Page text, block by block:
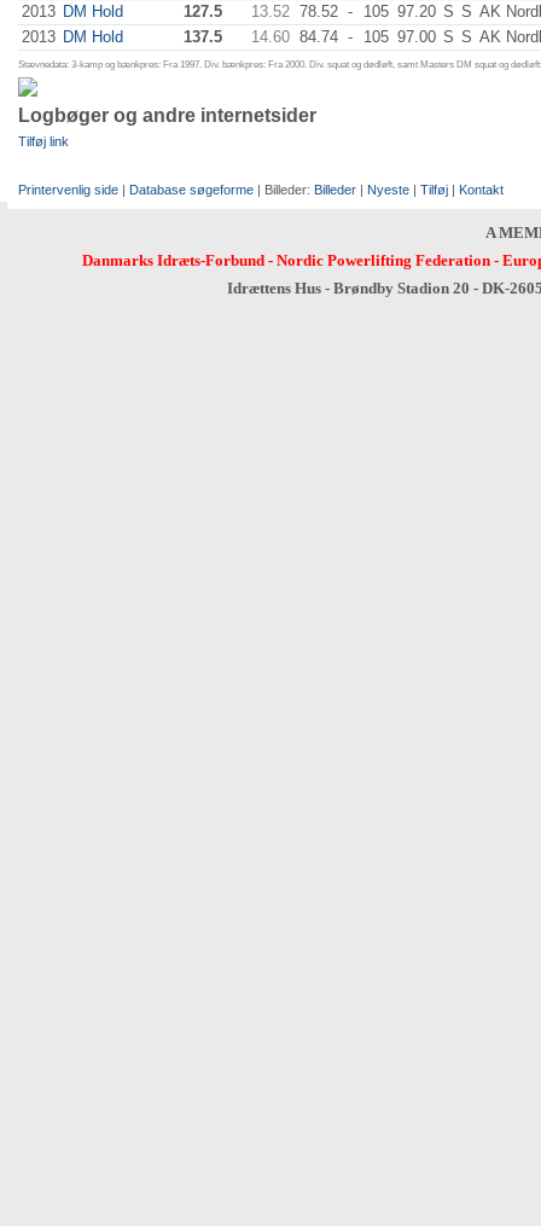
2013 DM Hold 127.5 13.52 78.52 - 105 97.20 S S AK
2013 DM Hold 137.5 14.60 84.74 - 105 97.00 S S AK
Stævnedata: 3-kamp og bænkpres: Fra 1997. Div. bænkpres: Fra 2000. Div. squat og dødløft, samt Masters DM squat og
Logbøger og andre internetsider
Tilføj link
Printervenlig side | Database søgeforme | Billeder: Billeder | Nyeste | Tilføj | Kontakt
A
Danmarks Idræts-Forbund- Nordic Powerlifting Federation-
Idrættens Hus - Brøndby Stadion 20 - DK-